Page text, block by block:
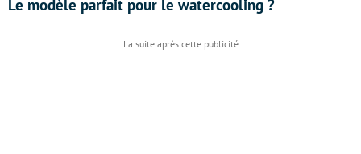
Le modèle parfait pour le watercooling ?